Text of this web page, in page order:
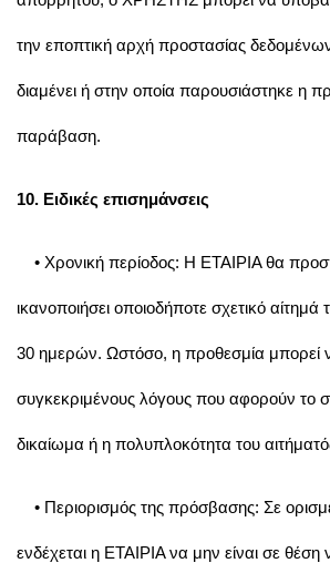
την εποπτική αρχή προστασίας
διαμένει ή στην οποία παρουσιάστηκε η
παράβαση.
10. Ειδικές επισημάνσεις
• Χρονική περίοδος: Η ΕΤΑΙΡΙΑ θα
ικανοποιήσει οποιοδήποτε σχετικό
30 ημερών. Ωστόσο, η προθεσμία μπορεί
συγκεκριμένους λόγους που αφορούν το
δικαίωμα ή η πολυπλοκότητα του
• Περιορισμός της πρόσβασης: Σε
ενδέχεται η ΕΤΑΙΡΙΑ να μην είναι σε θέση